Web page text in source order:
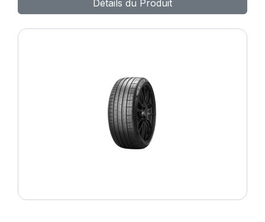
Détails du Produit